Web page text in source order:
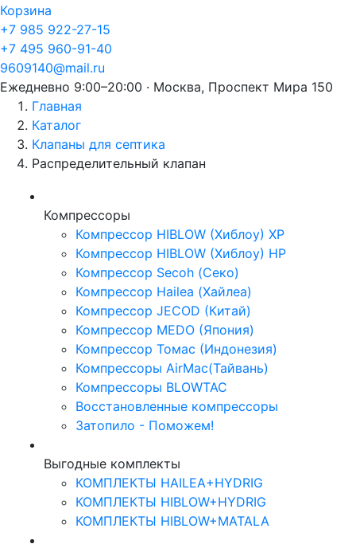
Корзина
+7 985 922-27-15
+7 495 960-91-40
9609140@mail.ru
Ежедневно 9:00–20:00 · Москва, Проспект Мира 150
Главная
Каталог
Клапаны для септика
Распределительный клапан
Компрессоры
Компрессор HIBLOW (Хиблоу) XP
Компрессор HIBLOW (Хиблоу) HP
Компрессор Secoh (Секо)
Компрессор Hailea (Хайлеа)
Компрессор JECOD (Китай)
Компрессор MEDO (Япония)
Компрессор Томас (Индонезия)
Компрессоры AirMac(Тайвань)
Компрессоры BLOWTAC
Восстановленные компрессоры
Затопило - Поможем!
Выгодные комплекты
КОМПЛЕКТЫ HAILEA+HYDRIG
КОМПЛЕКТЫ HIBLOW+HYDRIG
КОМПЛЕКТЫ HIBLOW+MATALA